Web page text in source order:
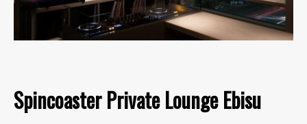
Spincoaster Private Lounge Ebisu